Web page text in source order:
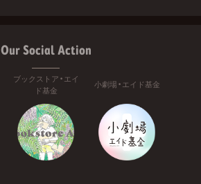
Our Social Action
ブックストア・エイ
ド基金
小劇場・エイド基金